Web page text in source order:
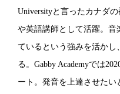
Universityと言ったカナダ
や英語講師として活躍。音
ているという強みを活か
る。Gabby Academyでは
ート。発音を上達させた